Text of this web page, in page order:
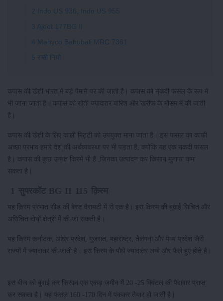
2 Indo US 936, Indo US 955
3 Ajeet 177BG II
4 Mahyco Bahubali MRC 7361
5 रासी नियो
कपास की खेती भारत में बड़े पैमाने पर की जाती है। कपास को नकदी फसल के रूप में
भी जाना जाता है। कपास की खेती ज्यादातर बारिश और खरीफ के मौसम में की जाती
है।
कपास की खेती के लिए काली मिट्टी को उपयुक्त माना जाता है। इस फसल का काफी
अच्छा प्रभाव हमारे देश की अर्थव्यवस्था पर भी पड़ता है, क्योंकि यह एक नकदी फसल
है। कपास की कुछ उन्नत किस्में भी हैं ,जिनका उत्पादन कर किसान मुनाफा कमा
सकता है।
यह क़िस्म प्रभात सीड की बेस्ट वैरायटी में से एक है। इस किस्म की बुवाई सिंचित और
असिंचित दोनों क्षेत्रों में की जा सकती है।
यह किस्म कर्नाटक, आंध्र प्रदेश, गुजरात, महाराष्ट्र, तेलंगना और मध्य प्रदेश जैसे
राज्यों में ज्यादातर की जाती है। इस किस्म के पौधे ज्यादातर लम्बे और फैले हुए होते है।
इस बीज की बुवाई कर किसान एक एकड़ जमीन में 20 -25 क्विंटल की पैदावार प्राप्त
कर सकता है। यह फसल 160 -170 दिन में पककर तैयार हो जाती है।